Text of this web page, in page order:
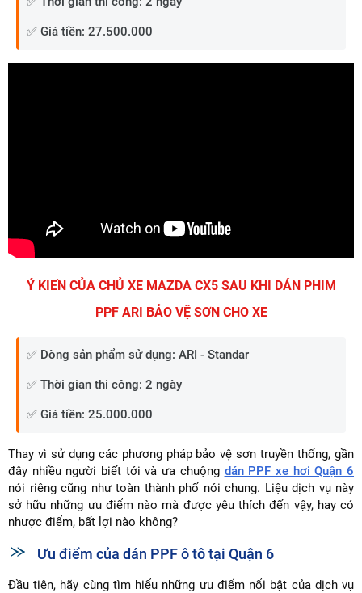
✅ Giá tiền: 27.500.000
Ý KIẾN CỦA CHỦ XE MAZDA CX5 SAU KHI DÁN PHIM
PPF ARI BẢO VỆ SƠN CHO XE
✅ Dòng sản phẩm sử dụng: ARI - Standar
✅ Thời gian thi công: 2 ngày
✅ Giá tiền: 25.000.000
Thay vì sử dụng các phương pháp bảo vệ sơn truyền thống, gần
đây nhiều người biết tới và ưa chuộng dán PPF xe hơi Quận 6
nói riêng cũng như toàn thành phố nói chung. Liệu dịch vụ này
sở hữu những ưu điểm nào mà được yêu thích đến vậy, hay có
nhược điểm, bất lợi nào không?
Ưu điểm của dán PPF ô tô tại Quận 6
Đầu tiên, hãy cùng tìm hiểu những ưu điểm nổi bật của dịch vụ